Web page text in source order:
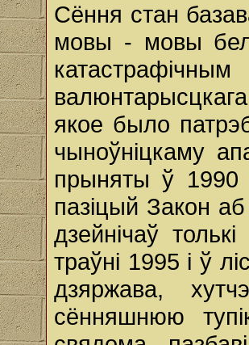
Сёння стан
мовы - мовы
якое было
чыноўніцкаму
прыняты ў 1990
пазіцый Закон
дзейнічаў
траўні 1995 і ў
дзяржава,
сённяшнюю